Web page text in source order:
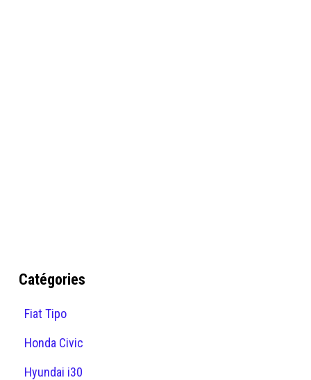
Catégories
Fiat Tipo
Honda Civic
Hyundai i30